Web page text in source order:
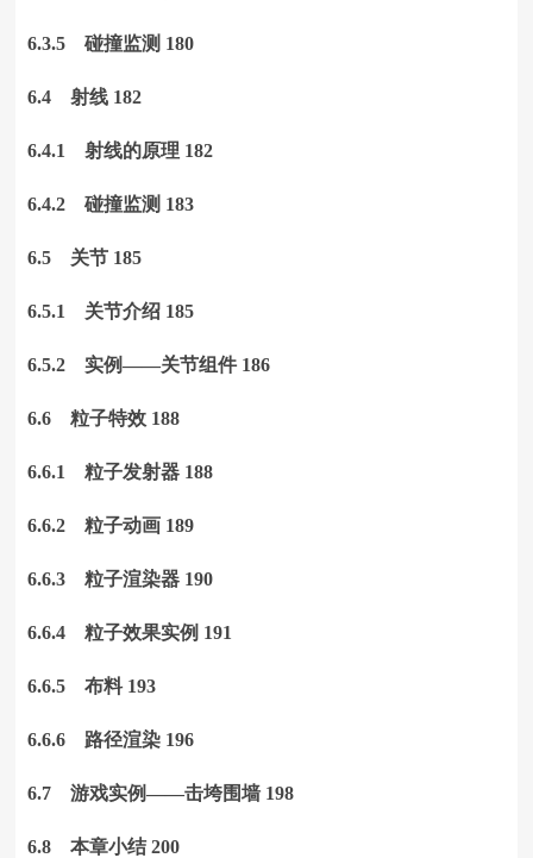
6.3.5 碰撞监测 180
6.4 射线 182
6.4.1 射线的原理 182
6.4.2 碰撞监测 183
6.5 关节 185
6.5.1 关节介绍 185
6.5.2 实例——关节组件 186
6.6 粒子特效 188
6.6.1 粒子发射器 188
6.6.2 粒子动画 189
6.6.3 粒子渲染器 190
6.6.4 粒子效果实例 191
6.6.5 布料 193
6.6.6 路径渲染 196
6.7 游戏实例——击垮围墙 198
6.8 本章小结 200